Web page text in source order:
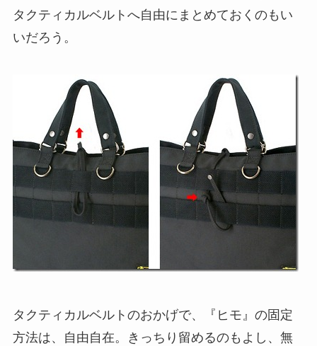
タクティカルベルトへ自由にまとめておくのもい
いだろう。
タクティカルベルトのおかげで、『ヒモ』の固定
方法は、自由自在。きっちり留めるのもよし、無